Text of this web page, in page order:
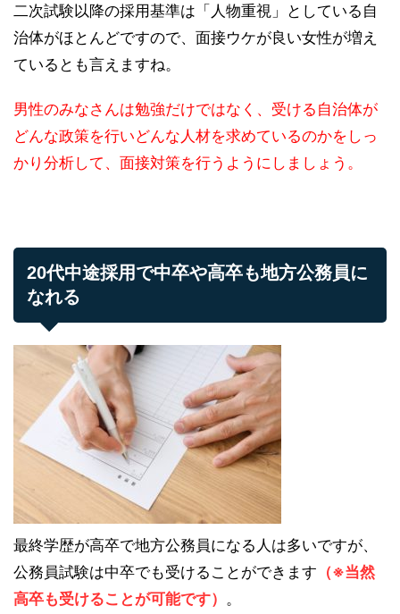
二次試験以降の採用基準は「人物重視」としている自
治体がほとんどですので、面接ウケが良い女性が増え
ているとも言えますね。
男性のみなさんは勉強だけではなく、受ける自治体が
どんな政策を行いどんな人材を求めているのかをしっ
かり分析して、面接対策を行うようにしましょう。
20代中途採用で中卒や高卒も地方公務員に
なれる
最終学歴が高卒で地方公務員になる人は多いですが、
公務員試験は中卒でも受けることができます （※当然
高卒も受けることが可能です） 。